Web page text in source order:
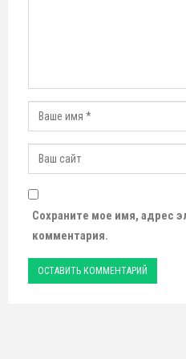
Сохраните мое имя, адрес
комментария.